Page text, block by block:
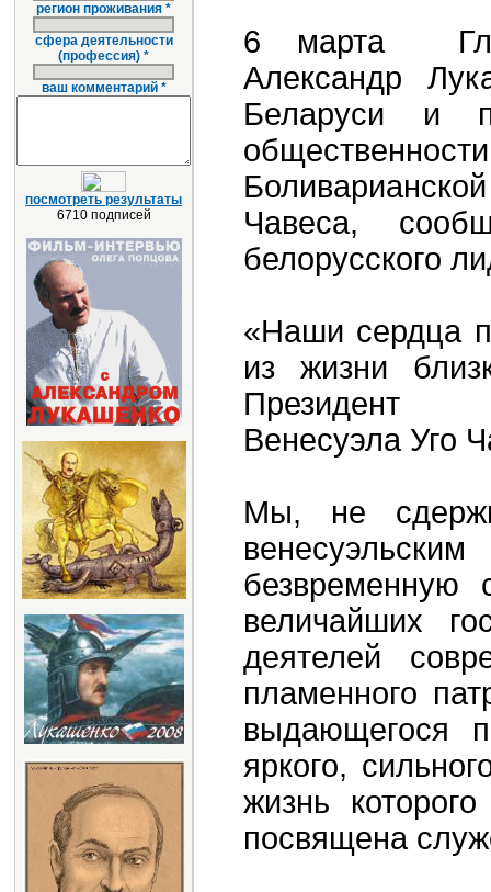
регион проживания *
сфера деятельности
(профессия) *
ваш комментарий *
посмотреть результаты
6710 подписей
6 марта
Александр
Беларуси и
Чавеса,
белорусского
«Наши сердца
из жизни
Президент
Венесуэла Уго
Мы, не
безвременную
величайших
деятелей
пламенного
выдающегося
яркого,
жизнь
посвящена